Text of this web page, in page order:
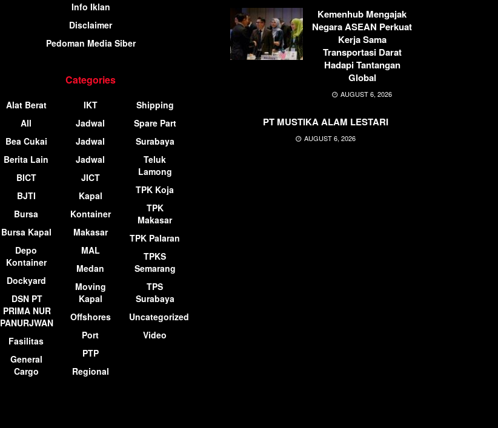
Info Iklan
Disclaimer
Pedoman Media Siber
Categories
Alat Berat
All
Bea Cukai
Berita Lain
BICT
BJTI
Bursa
Bursa Kapal
Depo
Kontainer
Dockyard
DSN PT
PRIMA NUR
PANURJWAN
Fasilitas
General
Cargo
IKT
Jadwal
Jadwal
Jadwal
JICT
Kapal
Kontainer
Makasar
MAL
Medan
Moving
Kapal
Offshores
Port
PTP
Regional
Shipping
Spare Part
Surabaya
Teluk
Lamong
TPK Koja
TPK
Makasar
TPK Palaran
TPKS
Semarang
TPS
Surabaya
Uncategorized
Video
Kemenhub Mengajak
Negara ASEAN Perkuat
Kerja Sama
Transportasi Darat
Hadapi Tantangan
Global
AUGUST 6, 2026
PT MUSTIKA ALAM LESTARI
AUGUST 6, 2026